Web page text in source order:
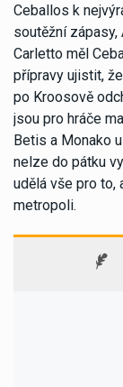
Ceballos k
soutěžní
Carletto měl
přípravy ujistit,
po Kroosově
jsou pro hráče
Betis a Monako
nelze do pátku
udělá vše pro to,
metropoli.